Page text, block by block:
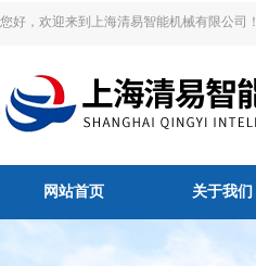
您好，欢迎来到上海清易智能机械有限公司！
网站首页 关于我们